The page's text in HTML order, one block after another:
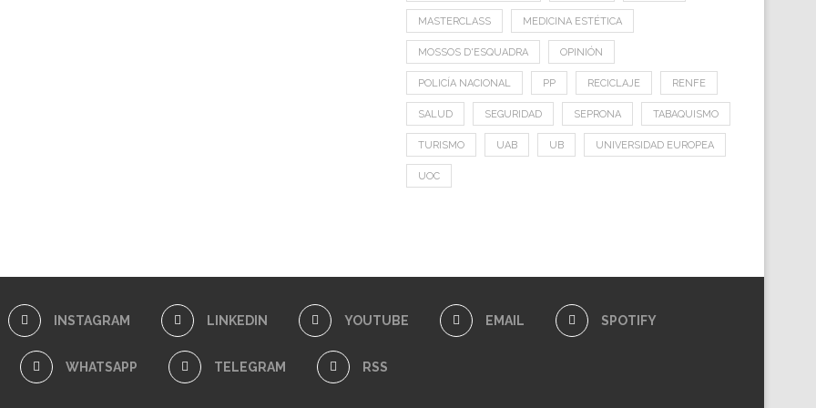
MASTERCLASS MEDICINA ESTÉTICA
MOSSOS D'ESQUADRA OPINIÓN
POLICÍA NACIONAL PP RECICLAJE RENFE
SALUD SEGURIDAD SEPRONA TABAQUISMO
TURISMO UAB UB UNIVERSIDAD EUROPEA
UOC
INSTAGRAM LINKEDIN YOUTUBE EMAIL SPOTIFY
WHATSAPP TELEGRAM RSS